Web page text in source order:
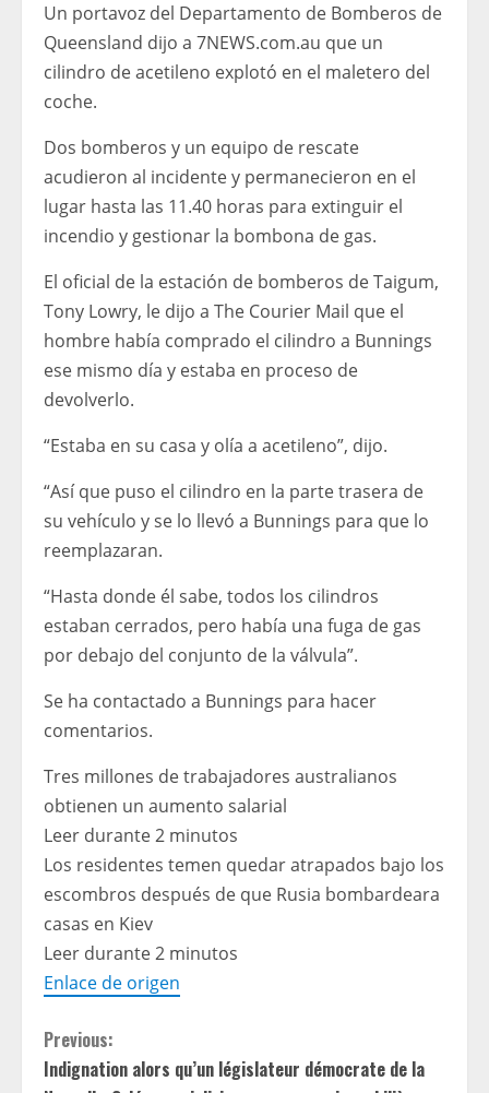
Un portavoz del Departamento de Bomberos de
Queensland dijo a 7NEWS.com.au que un
cilindro de acetileno explotó en el maletero del
coche.
Dos bomberos y un equipo de rescate
acudieron al incidente y permanecieron en el
lugar hasta las 11.40 horas para extinguir el
incendio y gestionar la bombona de gas.
El oficial de la estación de bomberos de Taigum,
Tony Lowry, le dijo a The Courier Mail que el
hombre había comprado el cilindro a Bunnings
ese mismo día y estaba en proceso de
devolverlo.
“Estaba en su casa y olía a acetileno”, dijo.
“Así que puso el cilindro en la parte trasera de
su vehículo y se lo llevó a Bunnings para que lo
reemplazaran.
“Hasta donde él sabe, todos los cilindros
estaban cerrados, pero había una fuga de gas
por debajo del conjunto de la válvula”.
Se ha contactado a Bunnings para hacer
comentarios.
Tres millones de trabajadores australianos
obtienen un aumento salarial
Leer durante 2 minutos
Los residentes temen quedar atrapados bajo los
escombros después de que Rusia bombardeara
casas en Kiev
Leer durante 2 minutos
Enlace de origen
C
Previous:
Indignation alors qu’un législateur démocrate de la